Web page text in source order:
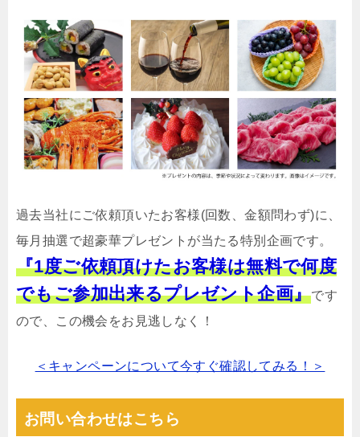
過去当社にご依頼頂いたお客様(回数、金額問わず)に、
毎月抽選で超豪華プレゼントが当たる特別企画です。
『1度ご依頼頂けたお客様は無料で何度
でもご参加出来るプレゼント企画』です
ので、この機会をお見逃しなく！
＜キャンペーンについて今すぐ確認してみる！＞
お問い合わせはこちら